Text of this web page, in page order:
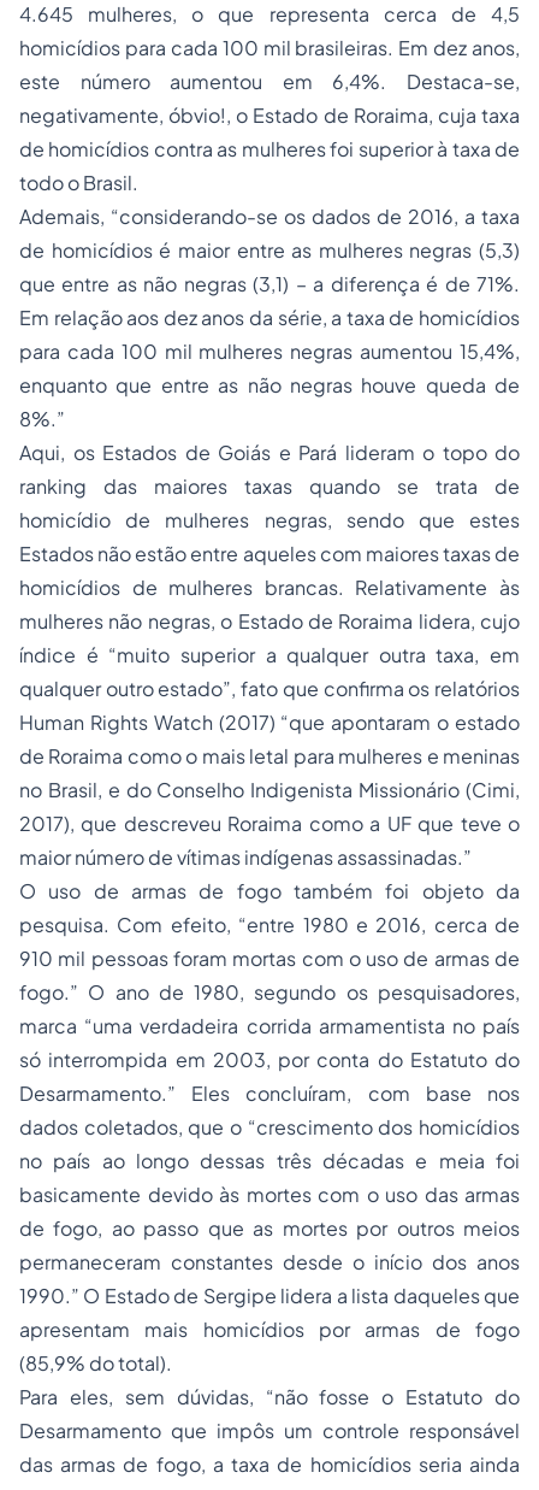
4.645 mulheres, o que representa cerca de 4,5
homicídios para cada 100 mil brasileiras. Em dez anos,
este número aumentou em 6,4%. Destaca-se,
negativamente, óbvio!, o Estado de Roraima, cuja taxa
de homicídios contra as mulheres foi superior à taxa de
todo o Brasil.
Ademais, “considerando-se os dados de 2016, a taxa
de homicídios é maior entre as mulheres negras (5,3)
que entre as não negras (3,1) – a diferença é de 71%.
Em relação aos dez anos da série, a taxa de homicídios
para cada 100 mil mulheres negras aumentou 15,4%,
enquanto que entre as não negras houve queda de
8%.”
Aqui, os Estados de Goiás e Pará lideram o topo do
ranking
das maiores taxas quando se trata de
homicídio de mulheres negras, sendo que estes
Estados não estão entre aqueles com maiores taxas de
homicídios de mulheres brancas. Relativamente às
mulheres não negras, o Estado de Roraima lidera, cujo
índice é “muito superior a qualquer outra taxa, em
qualquer outro estado”, fato que confirma os relatórios
Human Rights Watch (2017) “que apontaram o estado
de Roraima como o mais letal para mulheres e meninas
no Brasil, e do Conselho Indigenista Missionário (Cimi,
2017), que descreveu Roraima como a UF que teve o
maior número de vítimas indígenas assassinadas.”
O uso de armas de fogo também foi objeto da
pesquisa. Com efeito, “entre 1980 e 2016, cerca de
910 mil pessoas foram mortas com o uso de armas de
fogo.” O ano de 1980, segundo os pesquisadores,
marca “uma verdadeira corrida armamentista no país
só interrompida em 2003, por conta do Estatuto do
Desarmamento.” Eles concluíram, com base nos
dados coletados, que o “crescimento dos homicídios
no país ao longo dessas três décadas e meia foi
basicamente devido às mortes com o uso das armas
de fogo, ao passo que as mortes por outros meios
permaneceram constantes desde o início dos anos
1990.” O Estado de Sergipe lidera a lista daqueles que
apresentam mais homicídios por armas de fogo
(85,9% do total).
Para eles, sem dúvidas, “não fosse o Estatuto do
Desarmamento que impôs um controle responsável
das armas de fogo, a taxa de homicídios seria ainda